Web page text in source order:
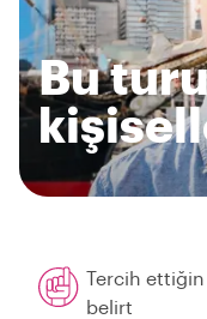
Bu
Tercih
belirt